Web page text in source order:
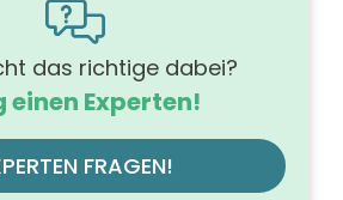
Melaminbeschichtung
eiche flanelle
das richtige dabei?
einen Experten!
FRAGEN!